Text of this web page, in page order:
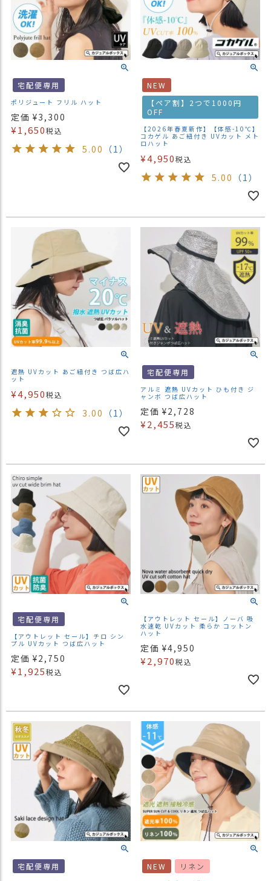
宅配便専用
ポリジュート フリル ハット
定価 ¥3,300
¥1,650税込
5.00 （1）
NEW
【ペア割】2つで1000円
OFF
【2026年春夏新作】【体感-10℃】
コカゲル あご紐付き UVカット メト
ロハット
¥4,950税込
5.00 （1）
遮熱 UVカット あご紐付き つば広ハ
ット
¥4,950税込
3.00 （1）
宅配便専用
アルミ 遮熱 UVカット ひも付き ジ
ャンボ つば広ハット
定価 ¥2,728
¥2,455税込
宅配便専用
【アウトレット セール】チロ シン
プル UVカット つば広ハット
定価 ¥2,750
¥1,925税込
【アウトレット セール】ノーバ 吸
水速乾 UVカット 柔らか コットン
ハット
定価 ¥4,950
¥2,970税込
宅配便専用 NEW リネン